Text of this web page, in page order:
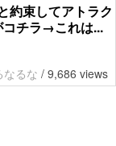
約束してアトラク
コチラ→これは...
なるな / 9,686 views